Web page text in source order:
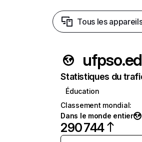
Tous les
Statistiques du
Éducation
Classement mondial:
Dans le monde entier
290 744